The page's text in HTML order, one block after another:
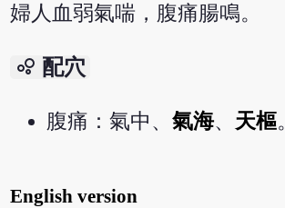
婦人血弱氣喘，腹痛腸鳴。
bubble_chart 配穴
腹痛：氣中、氣海、 天樞
English version